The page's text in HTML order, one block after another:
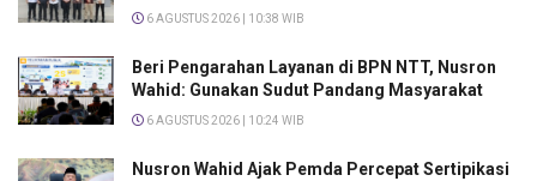
6 AGUSTUS 2026 | 10:38 WIB
Beri Pengarahan Layanan di BPN NTT, Nusron
Wahid: Gunakan Sudut Pandang Masyarakat
6 AGUSTUS 2026 | 10:24 WIB
Nusron Wahid Ajak Pemda Percepat Sertipikasi